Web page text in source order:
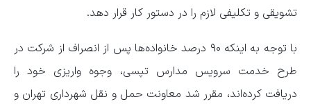
تشویقی و تکلیفی لازم را در دستور کار قرار دهد.
با توجه به اینکه ۹۰ درصد خانواده‌ها پس از انصراف از شرکت در
طرح خدمت سرویس مدارس تپسی، وجوه واریزی خود را
دریافت کرده‌اند، مقرر شد معاونت حمل و نقل شهرداری تهران و